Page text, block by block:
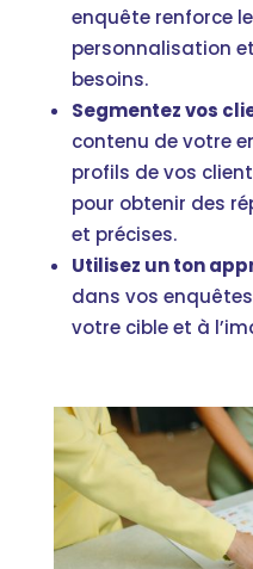
enquête renforce
personnalisation
besoins.
Segmentez vos
contenu de votre
profils de vos
pour obtenir des
et précises.
Utilisez un ton
dans vos
votre cible et à